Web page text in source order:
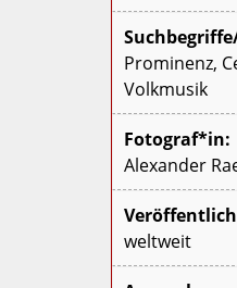
Prominenz,
Volkmusik
Fotograf*in:
Alexander
weltweit